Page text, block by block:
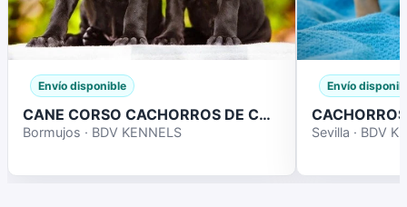
Envío disponible
CANE CORSO CACHORROS DE CALIDAD
Bormujos · BDV KENNELS
Envío
Sevilla · BDV